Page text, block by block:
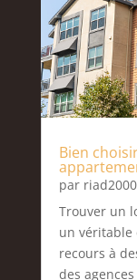
Bien
par riad2000
Trouver un
un véritable
recours à
des